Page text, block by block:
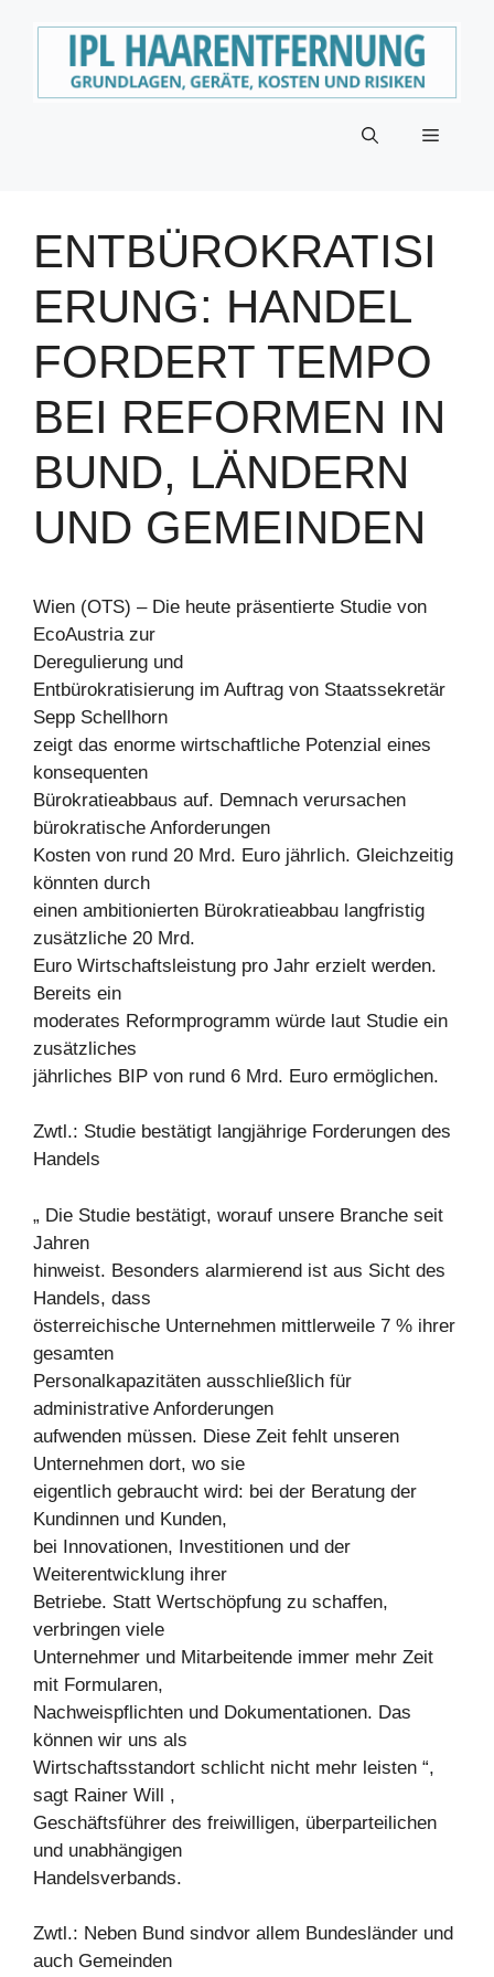
Menü
ENTBÜROKRATISI
ERUNG: HANDEL
FORDERT TEMPO
BEI REFORMEN IN
BUND, LÄNDERN
UND GEMEINDEN
Wien (OTS) – Die heute präsentierte Studie von
EcoAustria zur
Deregulierung und
Entbürokratisierung im Auftrag von Staatssekretär
Sepp Schellhorn
zeigt das enorme wirtschaftliche Potenzial eines
konsequenten
Bürokratieabbaus auf. Demnach verursachen
bürokratische Anforderungen
Kosten von rund 20 Mrd. Euro jährlich. Gleichzeitig
könnten durch
einen ambitionierten Bürokratieabbau langfristig
zusätzliche 20 Mrd.
Euro Wirtschaftsleistung pro Jahr erzielt werden.
Bereits ein
moderates Reformprogramm würde laut Studie ein
zusätzliches
jährliches BIP von rund 6 Mrd. Euro ermöglichen.
Zwtl.: Studie bestätigt langjährige Forderungen des
Handels
„ Die Studie bestätigt, worauf unsere Branche seit
Jahren
hinweist. Besonders alarmierend ist aus Sicht des
Handels, dass
österreichische Unternehmen mittlerweile 7 % ihrer
gesamten
Personalkapazitäten ausschließlich für
administrative Anforderungen
aufwenden müssen. Diese Zeit fehlt unseren
Unternehmen dort, wo sie
eigentlich gebraucht wird: bei der Beratung der
Kundinnen und Kunden,
bei Innovationen, Investitionen und der
Weiterentwicklung ihrer
Betriebe. Statt Wertschöpfung zu schaffen,
verbringen viele
Unternehmer und Mitarbeitende immer mehr Zeit
mit Formularen,
Nachweispflichten und Dokumentationen. Das
können wir uns als
Wirtschaftsstandort schlicht nicht mehr leisten “,
sagt Rainer Will ,
Geschäftsführer des freiwilligen, überparteilichen
und unabhängigen
Handelsverbands.
Zwtl.: Neben Bund sindvor allem Bundesländer und
auch Gemeinden